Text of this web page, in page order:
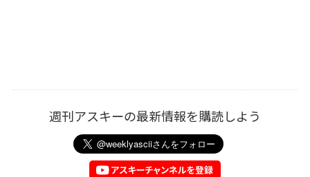
週刊アスキーの最新情報を購読しよう